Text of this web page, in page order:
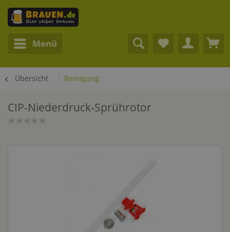
Menü
Übersicht Reinigung
CIP-Niederdruck-Sprührotor